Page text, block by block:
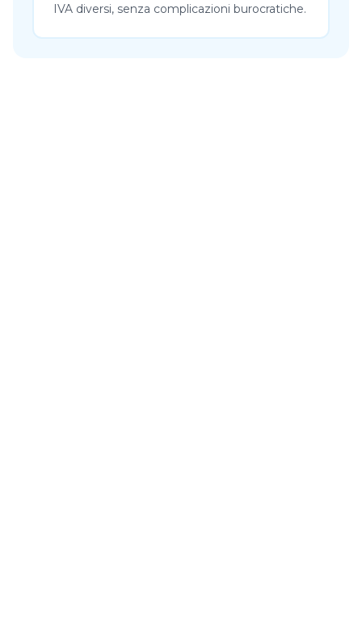
IVA diversi, senza complicazioni burocratiche.